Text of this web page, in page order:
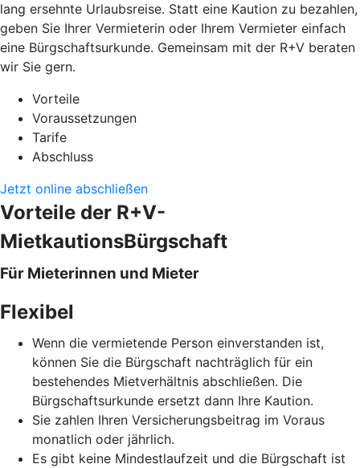
lang ersehnte Urlaubsreise. Statt eine Kaution zu bezahlen,
geben Sie Ihrer Vermieterin oder Ihrem Vermieter einfach
eine Bürgschaftsurkunde. Gemeinsam mit der R+V beraten
wir Sie gern.
Vorteile
Voraussetzungen
Tarife
Abschluss
Jetzt online abschließen
Vorteile der R+V-
MietkautionsBürgschaft
Für Mieterinnen und Mieter
Flexibel
Wenn die vermietende Person einverstanden ist,
können Sie die Bürgschaft nachträglich für ein
bestehendes Mietverhältnis abschließen. Die
Bürgschaftsurkunde ersetzt dann Ihre Kaution.
Sie zahlen Ihren Versicherungsbeitrag im Voraus
monatlich oder jährlich.
Es gibt keine Mindestlaufzeit und die Bürgschaft ist